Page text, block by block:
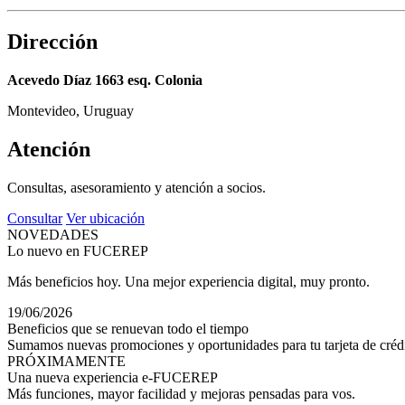
Dirección
Acevedo Díaz 1663 esq. Colonia
Montevideo, Uruguay
Atención
Consultas, asesoramiento y atención a socios.
Consultar Ver ubicación
NOVEDADES
Lo nuevo en FUCEREP
Más beneficios hoy. Una mejor experiencia digital, muy pronto.
19/06/2026
Beneficios que se renuevan todo el tiempo
Sumamos nuevas promociones y oportunidades para tu tarjeta de
PRÓXIMAMENTE
Una nueva experiencia e-FUCEREP
Más funciones, mayor facilidad y mejoras pensadas para vos.